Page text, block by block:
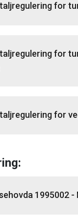
for
for
for
1995002